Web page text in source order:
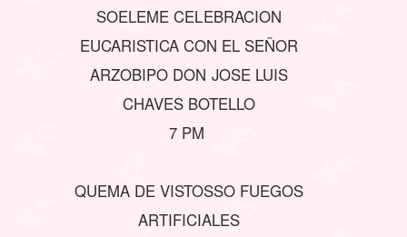
SOELEME CELEBRACION
EUCARISTICA CON EL SEÑOR
ARZOBIPO DON JOSE LUIS
CHAVES BOTELLO
7 PM
QUEMA DE VISTOSSO FUEGOS
ARTIFICIALES